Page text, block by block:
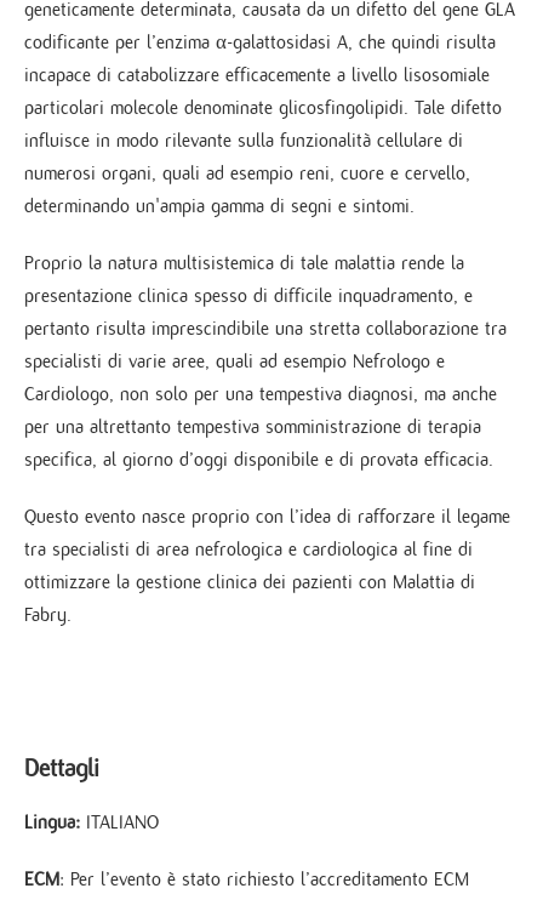
geneticamente determinata, causata da un difetto del gene GLA
codificante per l’enzima α-galattosidasi A, che quindi risulta
incapace di catabolizzare efficacemente a livello lisosomiale
particolari molecole denominate glicosfingolipidi. Tale difetto
influisce in modo rilevante sulla funzionalità cellulare di
numerosi organi, quali ad esempio reni, cuore e cervello,
determinando un'ampia gamma di segni e sintomi.
Proprio la natura multisistemica di tale malattia rende la
presentazione clinica spesso di difficile inquadramento, e
pertanto risulta imprescindibile una stretta collaborazione tra
specialisti di varie aree, quali ad esempio Nefrologo e
Cardiologo, non solo per una tempestiva diagnosi, ma anche
per una altrettanto tempestiva somministrazione di terapia
specifica, al giorno d’oggi disponibile e di provata efficacia.
Questo evento nasce proprio con l’idea di rafforzare il legame
tra specialisti di area nefrologica e cardiologica al fine di
ottimizzare la gestione clinica dei pazienti con Malattia di
Fabry.
Dettagli
Lingua: ITALIANO
ECM: Per l’evento è stato richiesto l’accreditamento ECM